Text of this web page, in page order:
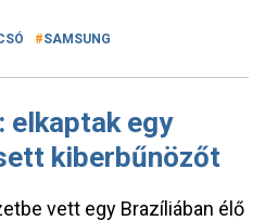
SAMSUNG
elkaptak egy
kiberbűnözőt
vett egy Brazíliában élő